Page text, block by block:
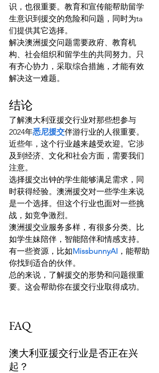
识，也很重要。教育和宣传能帮助留学
生意识到援交的危险和问题，同时为ta
们提供其它选择。
解决澳洲援交问题需要政府、教育机
构、社会组织和留学生的共同努力。只
有齐心协力，采取综合措施，才能有效
解决这一难题。
结论
了解澳大利亚援交行业对那些想参与
2024年悉尼援交伴游行业的人很重要。
近些年，这个行业越来越受欢迎。它涉
及到经济、文化和社会方面，需要我们
注意。
选择援交出钟的学生能够满足需求，同
时获得经验。澳洲援交对一些学生来说
是一个选择。但这个行业也面对一些挑
战，如竞争激烈。
澳洲援交业服务多样，有很多分类。比
如学生妹陪伴，智能陪伴和情感支持。
有一些资源，比如MissbunnyAI ，能帮助
你找到适合的伙伴。
总的来说，了解援交的形势和问题很重
要。这会帮助你在援交行业取得成功。
FAQ
澳大利亚援交行业是否正在兴
起？